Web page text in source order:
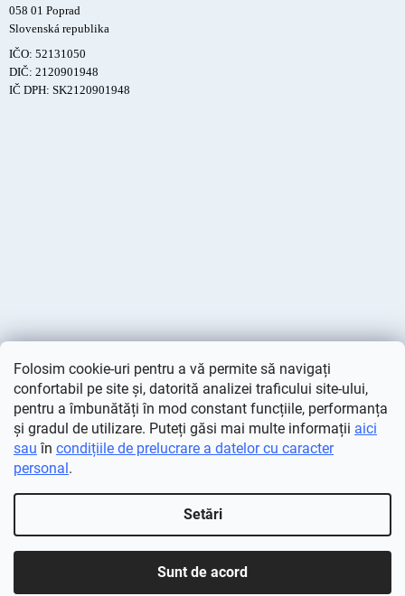
Folosim cookie-uri pentru a vă permite să navigați
confortabil pe site și, datorită analizei traficului site-ului,
pentru a îmbunătăți în mod constant funcțiile, performanța
și gradul de utilizare. Puteți găsi mai multe informații aici
sau în condițiile de prelucrare a datelor cu caracter
personal.
Setări
Sunt de acord
058 01 Poprad
Slovenská republika
IČO: 52131050
DIČ: 2120901948
IČ DPH: SK2120901948